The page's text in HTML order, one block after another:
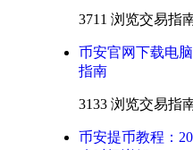
3711 浏览交易指
币安官网下载电
指南
3133 浏览交易指
币安提币教程：